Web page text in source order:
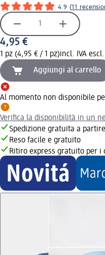
4.9 (11
4,95 €
1 pz (4,95 € / 1 pz)incl. IVA escl.
Aggiungi al carrello
Al momento non disponibile
Verifica la disponibilità in un
Spedizione gratuita a
Reso facile e gratuito
Ritiro express gratuito per